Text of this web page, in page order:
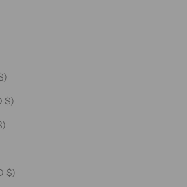
$)
$)